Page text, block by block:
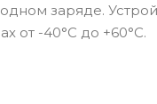
заряде.
от -40°С до +60°С.